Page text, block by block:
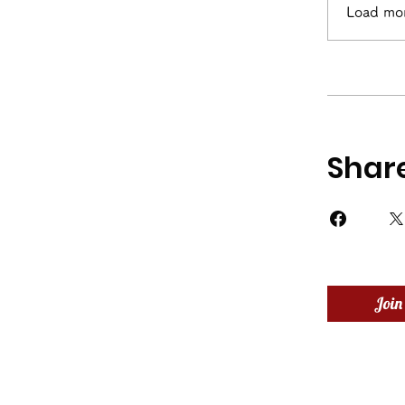
Load
Join